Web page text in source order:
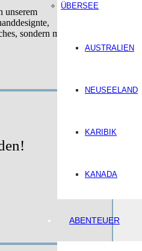
ÜBERSEE
AUSTRALIEN
NEUSEELAND
KARIBIK
KANADA
ABENTEUER
unserem
sondern mit ganz